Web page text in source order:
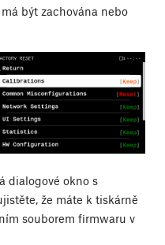
být zachována nebo
dialogové okno s
že máte k tiskárně
souborem firmwaru v